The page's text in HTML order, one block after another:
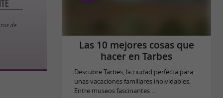
de
Las 10 mejores cosas que
hacer en Tarbes
Descubre Tarbes, la ciudad perfecta para
unas vacaciones familiares inolvidables.
Entre museos fascinantes ...